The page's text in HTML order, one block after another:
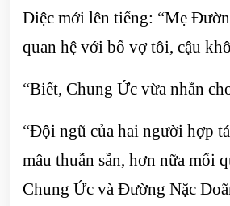
Diệc mới lên tiếng: “Mẹ
quan hệ với bố vợ tôi, cậu
“Biết, Chung Ức vừa nhắn
“Đội ngũ của hai người hợp
mâu thuẫn sẵn, hơn nữa mối
Chung Ức và Đường Nặc